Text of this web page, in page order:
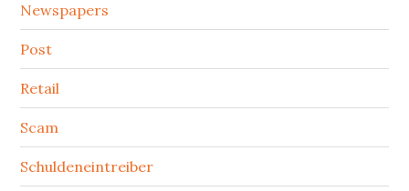
Newspapers
Post
Retail
Scam
Schuldeneintreiber